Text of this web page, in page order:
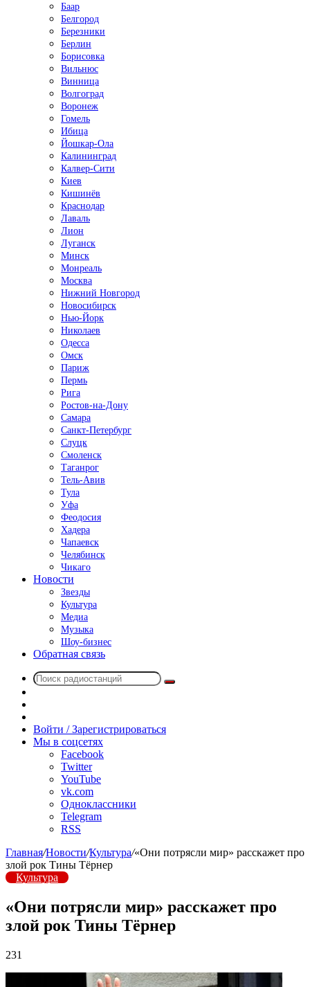
Баар
Белгород
Березники
Берлин
Борисовка
Вильнюс
Винница
Волгоград
Воронеж
Гомель
Ибица
Йошкар-Ола
Калининград
Калвер-Сити
Киев
Кишинёв
Краснодар
Лаваль
Лион
Луганск
Минск
Монреаль
Москва
Нижний Новгород
Новосибирск
Нью-Йорк
Николаев
Одесса
Омск
Париж
Пермь
Рига
Ростов-на-Дону
Самара
Санкт-Петербург
Слуцк
Смоленск
Таганрог
Тель-Авив
Тула
Уфа
Феодосия
Хадера
Чапаевск
Челябинск
Чикаго
Новости
Звезды
Культура
Медиа
Музыка
Шоу-бизнес
Обратная связь
Поиск
радио
Войти / Зарегистрироваться
Мы в соцсетях
Facebook
Twitter
YouTube
vk.com
Одноклассники
Telegram
RSS
Главная/Новости/Культура/«Они потрясли мир» расскажет про
злой рок Тины Тёрнер
Культура
«Они потрясли мир» расскажет про
злой рок Тины Тёрнер
231